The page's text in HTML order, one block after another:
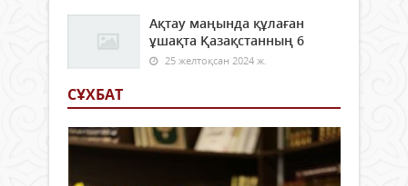
Ақтау маңында құлаған
ұшақта Қазақстанның 6
25 желтоқсан 2024 ж.
СҰХБАТ